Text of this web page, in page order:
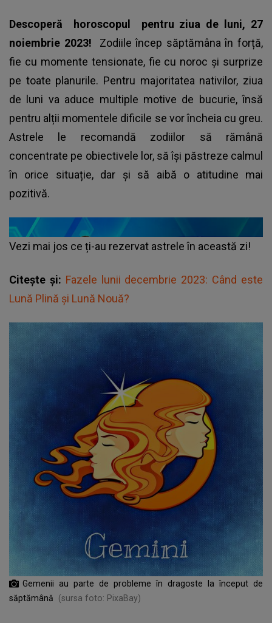
Descoperă horoscopul
pentru ziua de luni, 27
noiembrie 2023! Zodiile încep săptămâna în forță,
fie cu momente tensionate, fie cu noroc și surprize
pe toate planurile. Pentru majoritatea nativilor, ziua
de luni va aduce multiple motive de bucurie, însă
pentru alții momentele dificile se vor încheia cu greu.
Astrele le recomandă zodiilor să rămână
concentrate pe obiectivele lor, să își păstreze calmul
în orice situație, dar și să aibă o atitudine mai
pozitivă.
Vezi mai jos ce ți-au rezervat astrele în această zi!
Citește și: Fazele lunii decembrie 2023: Când este
Lună Plină și Lună Nouă?
Gemenii au parte de probleme în dragoste la început de
săptămână
(sursa foto: PixaBay)